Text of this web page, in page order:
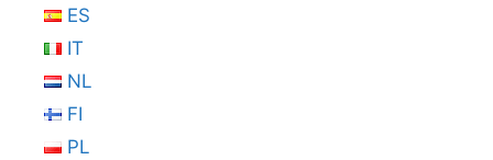
ES
IT
NL
FI
PL